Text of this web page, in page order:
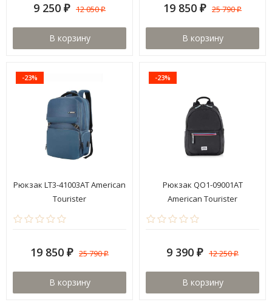
9 250 ₽ 12 050₽
В корзину
19 850 ₽ 25 790₽
В корзину
-23%
Рюкзак LT3-41003AT American
Tourister
19 850 ₽ 25 790₽
В корзину
-23%
Рюкзак QO1-09001AT
American Tourister
9 390 ₽ 12 250₽
В корзину